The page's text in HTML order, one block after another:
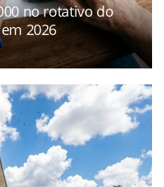
no rotativo do
2026